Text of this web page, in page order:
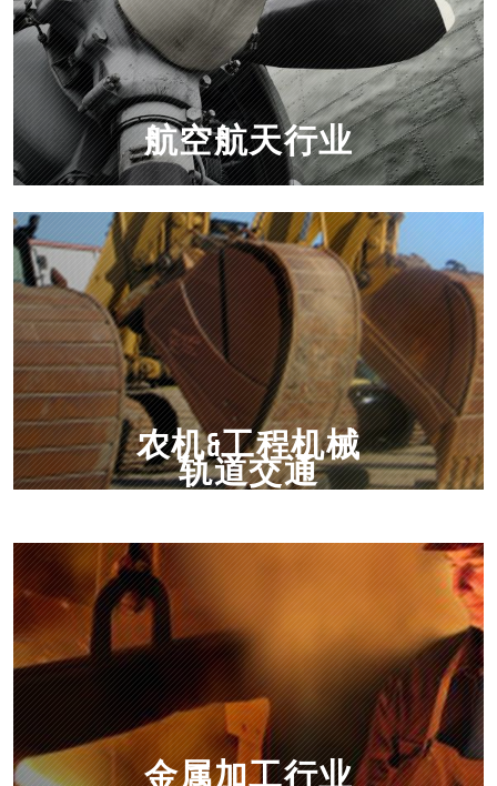
航空航天行业
农机&工程机械
轨道交通
金属加工行业